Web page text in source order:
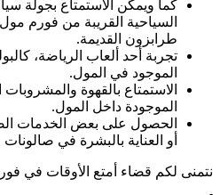
كما ويمكن الاستمتاع بجولة
السياحية القريبة من فورم
طرابزون القديمة.
تجربة أحد ألعاب الرياضة،
الموجود في المول.
الاستمتاع بالقهوة
الموجودة داخل المول.
الحصول على بعض الخدمات
أو العناية بالبشرة في
نتمنى لكم قضاء أمتع الأوقات في